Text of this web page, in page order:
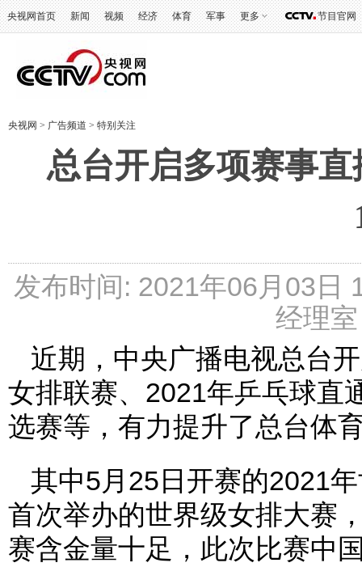
央视网首页 新闻 视频 经济 体育 军事 更多 节目官网
央视网 > 广告频道 > 特别关注
总台开启多项赛事
发布时间: 2021年06月03日
经理
近期，中央广播电视总台
女排联赛、2021年乒乓球直
选赛等，有力提升了总台体
其中5月25日开赛的2021
首次举办的世界级女排大赛
赛含金量十足，此次比赛中